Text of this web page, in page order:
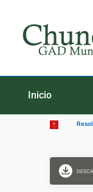
contenido
Inicio